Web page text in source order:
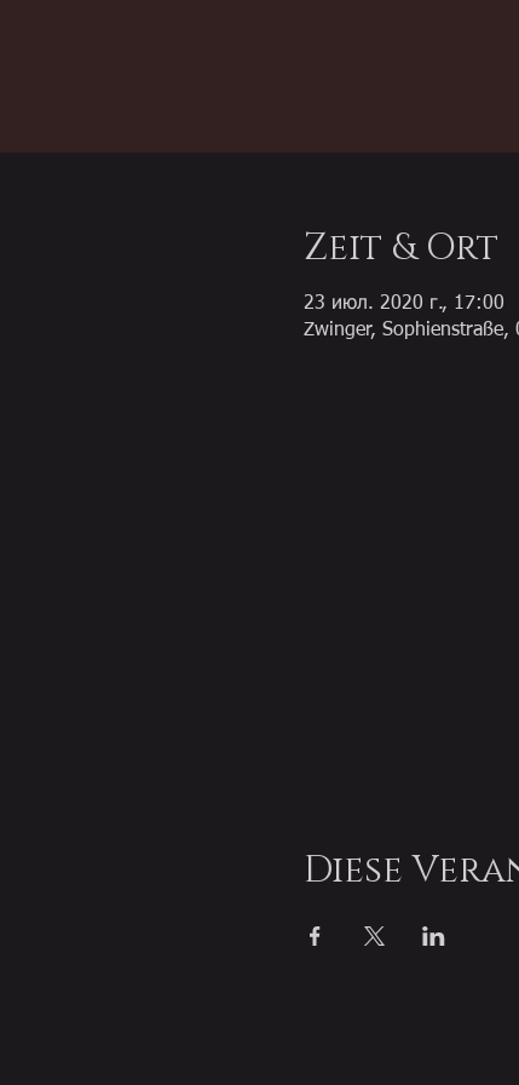
Zeit & Ort
23 июл. 2020 г., 17:00
Zwinger, Sophienstraße,
Diese